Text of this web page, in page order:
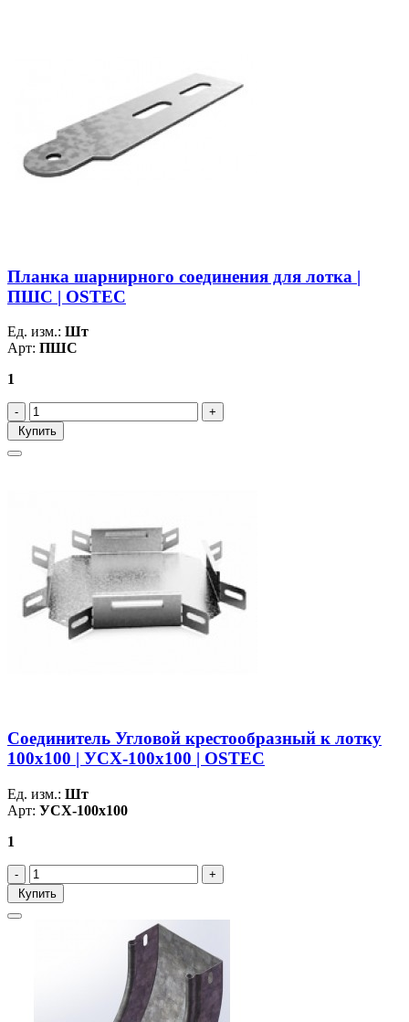
Планка шарнирного соединения для лотка |
ПШС | OSTEC
Ед. изм.: Шт
Арт: ПШС
1
Купить
Соединитель Угловой крестообразный к лотку
100х100 | УСХ-100х100 | OSTEC
Ед. изм.: Шт
Арт: УСХ-100х100
1
Купить